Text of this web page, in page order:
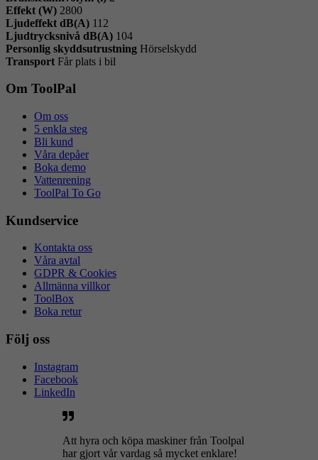
Effekt (W) 2800
Ljudeffekt dB(A) 112
Ljudtrycksnivå dB(A) 104
Personlig skyddsutrustning Hörselskydd
Transport Får plats i bil
Om ToolPal
Om oss
5 enkla steg
Bli kund
Våra depåer
Boka demo
Vattenrening
ToolPal To Go
Kundservice
Kontakta oss
Våra avtal
GDPR & Cookies
Allmänna villkor
ToolBox
Boka retur
Följ oss
Instagram
Facebook
LinkedIn
Att hyra och köpa maskiner från Toolpal
har gjort vår vardag så mycket enklare!